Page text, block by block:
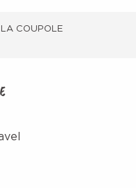
LA COUPOLE